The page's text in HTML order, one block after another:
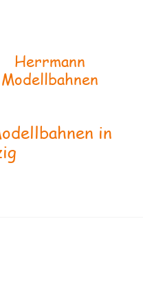
Herrmann
Modellbahnen
in